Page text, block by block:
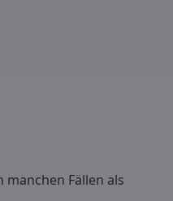
Fällen als